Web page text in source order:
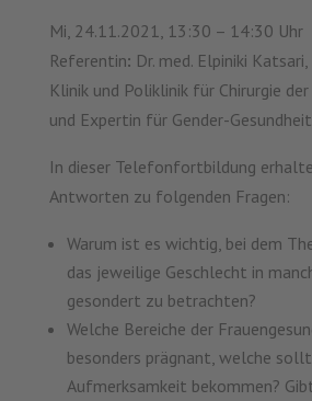
Mi, 24.11.2021, 13:30 – 14:30 Uhr
Referentin: Dr. med. Elpiniki
Klinik und Poliklinik für Chirurgie
und Expertin für Gender-Gesundheit
In dieser Telefonfortbildung
Antworten zu folgenden Fragen:
Warum ist es wichtig, bei dem
das jeweilige Geschlecht in
gesondert zu betrachten?
Welche Bereiche der
besonders prägnant, welche
Aufmerksamkeit bekommen?